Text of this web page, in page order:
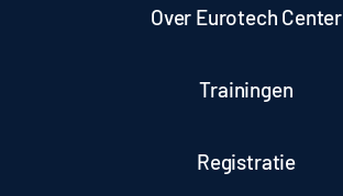
Over Eurotech Center
Trainingen
Registratie